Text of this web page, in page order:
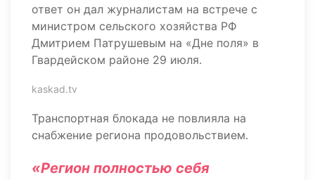
ответ он дал журналистам на встрече с
министром сельского хозяйства РФ
Дмитрием Патрушевым на «Дне поля» в
Гвардейском районе 29 июля.
kaskad.tv
Транспортная блокада не повлияла на
снабжение региона продовольствием.
«Регион полностью себя